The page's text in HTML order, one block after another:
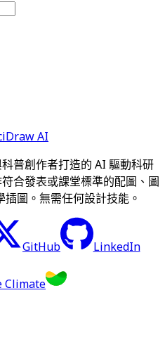
AI
普創作者打造的 AI 驅動科研
合發表或課堂標準的配圖、圖
圖。無需任何設計技能。
GitHub LinkedIn
Climate